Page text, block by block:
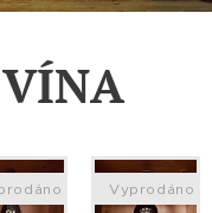
Vyprodáno